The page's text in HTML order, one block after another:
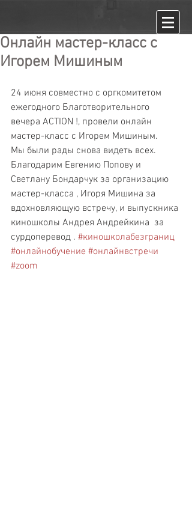
Онлайн мастер-класс с
Игорем Мишиным
24 июня совместно с оргкомитетом
ежегодного Благотворительного
вечера ACTION !, провели онлайн
мастер-класс с Игорем Мишиным.
Мы были рады снова видеть всех.
Благодарим Евгению Попову и
Светлану Бондарчук за организацию
мастер-класса , Игоря Мишина за
вдохновляющую встречу, и выпускника
киношколы Андрея Андрейкина  за
сурдоперевод . #киношколабезграниц
#онлайнобучение #онлайнвстречи
#zoom